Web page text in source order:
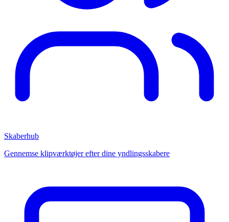
Skaberhub
Gennemse klipværktøjer efter dine yndlingsskabere